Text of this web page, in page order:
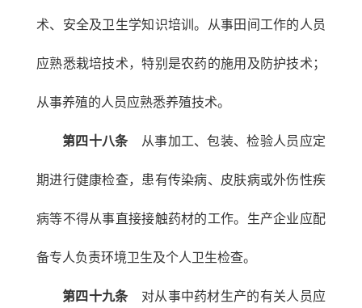
术、安全及卫生学知识培训。从事田间工作的人员
应熟悉栽培技术，特别是农药的施用及防护技术；
从事养殖的人员应熟悉养殖技术。
第四十八条从事加工、包装、检验人员应定
期进行健康检查，患有传染病、皮肤病或外伤性疾
病等不得从事直接接触药材的工作。生产企业应配
备专人负责环境卫生及个人卫生检查。
第四十九条对从事中药材生产的有关人员应